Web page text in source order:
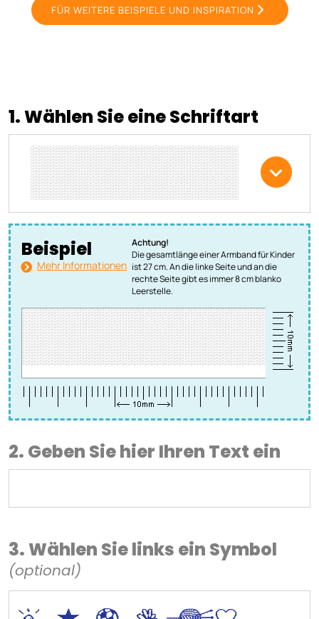
FÜR WEITERE BEISPIELE UND INSPIRATION
1. Wählen Sie eine Schriftart
Beispiel
Achtung!
Die gesamtlänge einer Armband für Kinder
ist 27 cm. An die linke Seite und an die
rechte Seite gibt es immer 8 cm blanko
Leerstelle.
Mehr Informationen
2. Geben Sie hier Ihren Text ein
3. Wählen Sie links ein Symbol
(optional)